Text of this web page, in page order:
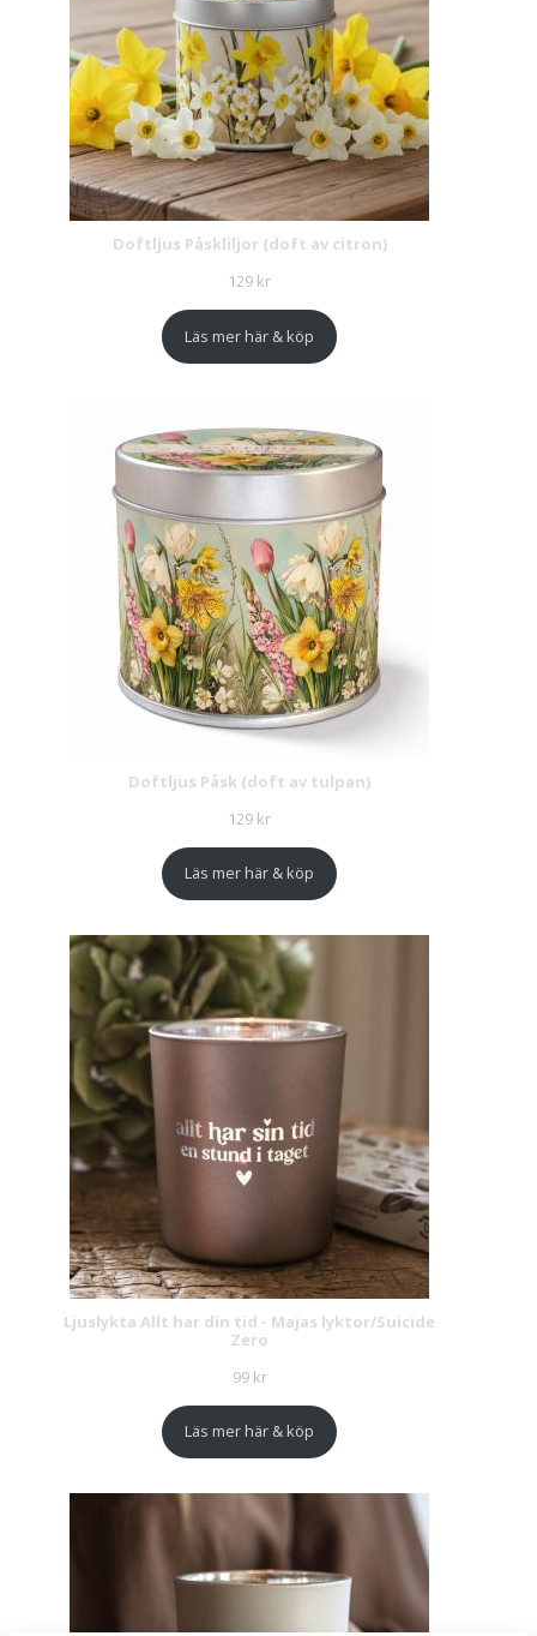
Doftljus Påskliljor (doft av citron)
129 kr
Läs mer här & köp
Doftljus Påsk (doft av tulpan)
129 kr
Läs mer här & köp
Ljuslykta Allt har din tid - Majas lyktor/Suicide
Zero
99 kr
Läs mer här & köp